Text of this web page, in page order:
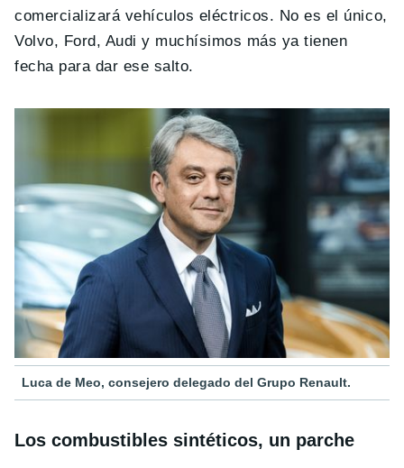
comercializará vehículos eléctricos. No es el único,
Volvo, Ford, Audi y muchísimos más ya tienen
fecha para dar ese salto.
Luca de Meo, consejero delegado del Grupo Renault.
Los combustibles sintéticos, un parche